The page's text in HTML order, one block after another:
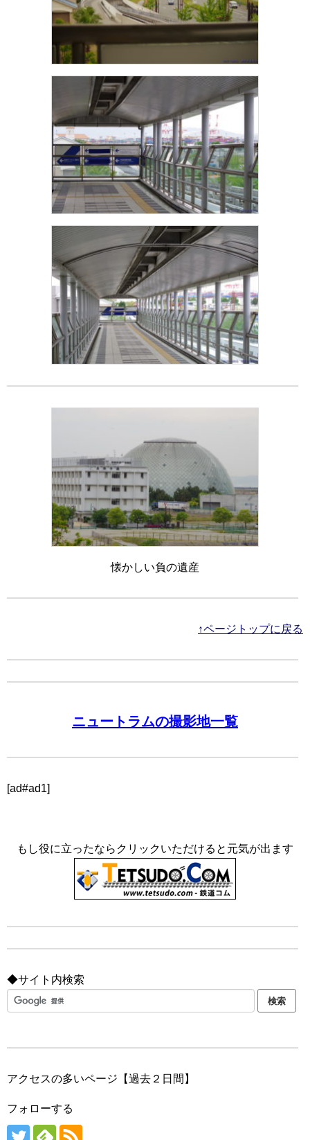
懐かしい負の遺産
↑ページトップに戻る
ニュートラムの撮影地一覧
[ad#ad1]
もし役に立ったならクリックいただけると元気が出ます
◆サイト内検索
アクセスの多いページ【過去２日間】
フォローする